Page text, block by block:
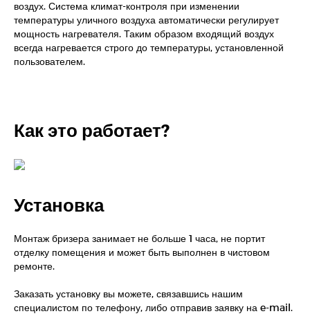
воздух. Система климат-контроля при изменении
температуры уличного воздуха автоматически регулирует
мощность нагревателя. Таким образом входящий воздух
всегда нагревается строго до температуры, установленной
пользователем.
Как это работает?
Установка
Монтаж бризера занимает не больше 1 часа, не портит
отделку помещения и может быть выполнен в чистовом
ремонте.
Заказать установку вы можете, связавшись нашим
специалистом по телефону, либо отправив заявку на e-mail.